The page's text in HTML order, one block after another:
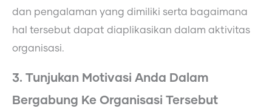
dan pengalaman yang dimiliki serta bagaimana
hal tersebut dapat diaplikasikan dalam aktivitas
organisasi.
3. Tunjukan Motivasi Anda Dalam
Bergabung Ke Organisasi Tersebut